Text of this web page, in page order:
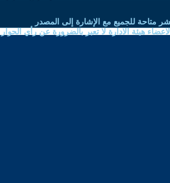
متاحة للجميع مع الإشارة إلى المصدر
هيئة الادارة لا تعبر بالضرورة عن رأي